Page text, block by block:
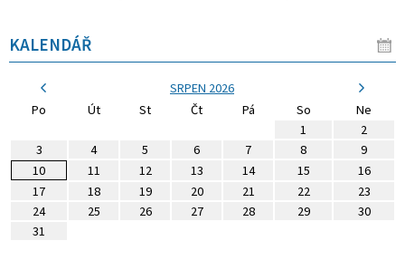
KALENDÁŘ
SRPEN 2026
Po
Út St Čt Pá So
Ne
1
2
3
4 5 6 7 8
9
10
11 12 13 14 15
16
17
18 19 20 21 22
23
24
25 26 27 28 29
30
31